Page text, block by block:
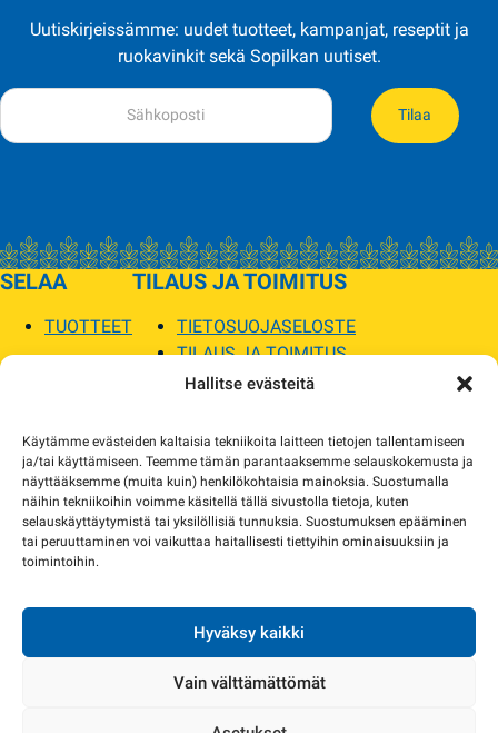
Hallitse evästeitä
Käytämme evästeiden kaltaisia tekniikoita laitteen tietojen tallentamiseen
ja/tai käyttämiseen. Teemme tämän parantaaksemme selauskokemusta ja
näyttääksemme (muita kuin) henkilökohtaisia mainoksia. Suostumalla
näihin tekniikoihin voimme käsitellä tällä sivustolla tietoja, kuten
selauskäyttäytymistä tai yksilöllisiä tunnuksia. Suostumuksen epääminen
tai peruuttaminen voi vaikuttaa haitallisesti tiettyihin ominaisuuksiin ja
toimintoihin.
Hyväksy kaikki
Vain välttämättömät
Uutiskirjeissämme: uudet tuotteet, kampanjat, reseptit ja
ruokavinkit sekä Sopilkan uutiset.
Tilaa
SELAA
TUOTTEET
TILAUS JA TOIMITUS
TIETOSUOJASELOSTE
TILAUS JA TOIMITUS
TOIMITUSEHDOT
MYYMÄLÄT JA YHTEYSTIEDOT
USEIN KYSYTYT
AJANKOHTAISTA
yhteyttä ja sovimme korvaavista tuotteista.